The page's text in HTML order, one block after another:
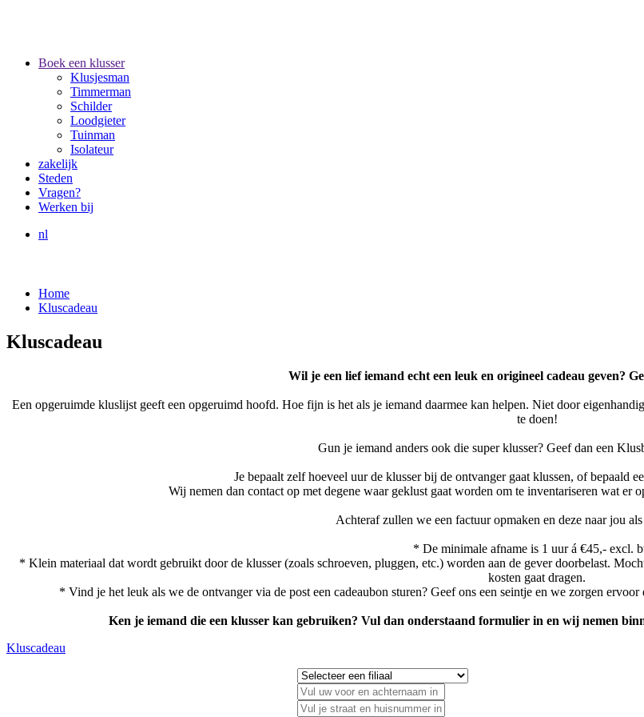
Boek een klusser
Klusjesman
Timmerman
Schilder
Loodgieter
Tuinman
Isolateur
zakelijk
Steden
Vragen?
Werken bij
nl
Home
Kluscadeau
Kluscadeau
Wil je een lief iemand echt een leuk en origineel cadeau geven?
Een opgeruimde kluslijst geeft een opgeruimd hoofd. Hoe fijn is het als je iemand daarmee kan helpen. Niet door
te doen!
Gun je iemand anders ook die super klusser? Geef dan een
Je bepaalt zelf hoeveel uur de klusser bij de ontvanger gaat klussen, of bepaald
Wij nemen dan contact op met degene waar geklust gaat worden om te inventariseren wat er
Achteraf zullen we een factuur opmaken en deze naar jou
* De minimale afname is 1 uur á €45,- excl.
* Klein materiaal dat wordt gebruikt door de klusser (zoals schroeven, pluggen, etc.) worden aan de gever doorbelast.
kosten gaat dragen.
* Vind je het leuk als we de ontvanger via de post een cadeaubon sturen? Geef ons een seintje en we zorgen
Ken je iemand die een klusser kan gebruiken? Vul dan onderstaand formulier in en wij nemen
Kluscadeau